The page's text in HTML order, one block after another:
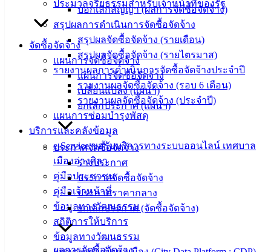
บอกเลิกสัญญา (ผลการจัดซื้อจัดจ้าง)
สรุปผลการดำเนินการจัดซื้อจัดจ้าง
สรุปผลจัดซื้อจัดจ้าง (รายเดือน)
สรุปผลจัดซื้อจัดจ้าง (รายไตรมาส)
รายงานผลการดำเนินการจัดซื้อจัดจ้างประจำปี
รายงานผลจัดซื้อจัดจ้าง (รอบ 6 เดือน)
รายงานผลจัดซื้อจัดจ้าง (ประจำปี)
แผนการซ่อมบำรุงพัสดุ
บริการและคลังข้อมูล
e-Service ขอรับบริการทางระบบออนไลน์ เทศบาล
เมืองอ่างศิลา
คู่มือประชาชน
คู่มือเจ้าหน้าที่
ข้อมูลทางวัฒนธรรม
สถิติการให้บริการ
ข้อมูลทางวัฒนธรรม
ประมวลจริยธรรมสำหรับเจ้าหน้าที่ของรัฐ
จัดซื้อจัดจ้าง
แผนการจัดซื้อจัดจ้าง
แผนการจัดซื้อจัดจ้าง
เปลี่ยนแปลง (แผนฯ)
ยกเลิกประกาศ (แผนฯ)
ประกาศจัดซื้อจัดจ้าง
ร่างประกาศ
ประกาศจัดซื้อจัดจ้าง
ประกาศราคากลาง
ยกเลิกประกาศ (จัดซื้อจัดจ้าง)
ผลการจัดซื้อจัดจ้าง
งาน
ข่าวสาร
ศุนย์
ข้อมูล
อิเล็กทรอนิกส์
ความรู้
(Knowledge
Management)
เทศบาล
สายตรง
นายก